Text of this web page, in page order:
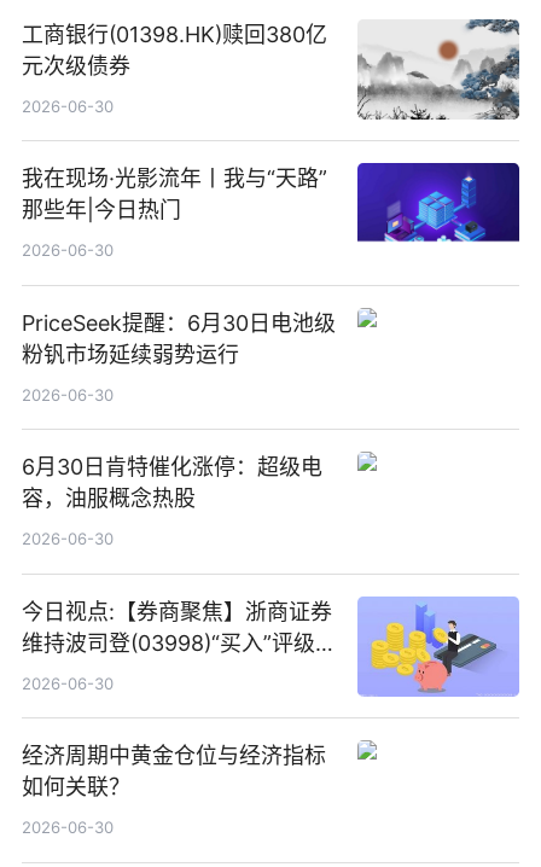
工商银行(01398.HK)赎回380亿
元次级债券
2026-06-30
我在现场·光影流年丨我与“天路”
那些年|今日热门
2026-06-30
PriceSeek提醒：6月30日电池级
粉钒市场延续弱势运行
2026-06-30
6月30日肯特催化涨停：超级电
容，油服概念热股
2026-06-30
今日视点:【券商聚焦】浙商证券
维持波司登(03998)“买入”评级
指其业绩高质量稳增长
2026-06-30
经济周期中黄金仓位与经济指标
如何关联？
2026-06-30